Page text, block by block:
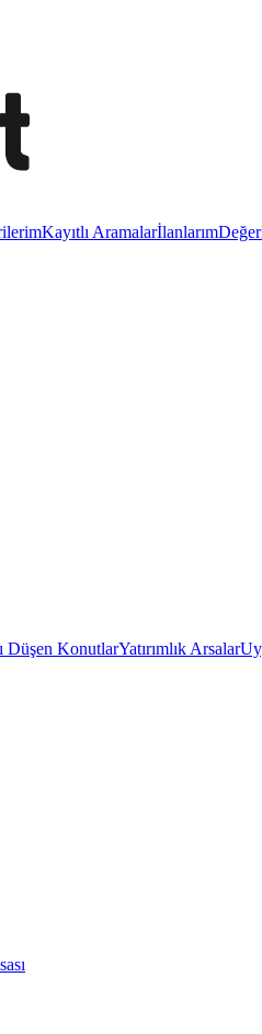
Kayıtlı Aramalarİlanlarım
Düşen KonutlarYatırımlık Arsalar